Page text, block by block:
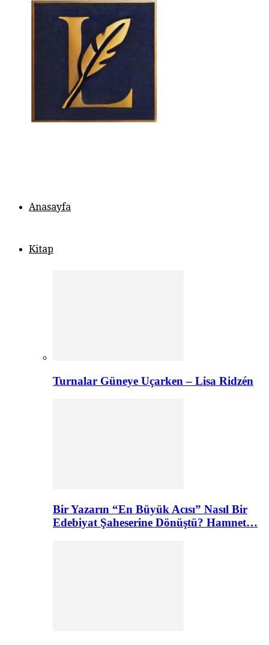
Anasayfa
Kitap
Turnalar Güneye Uçarken – Lisa Ridzén
Bir Yazarın “En Büyük Acısı” Nasıl Bir
Edebiyat Şaheserine Dönüştü? Hamnet…